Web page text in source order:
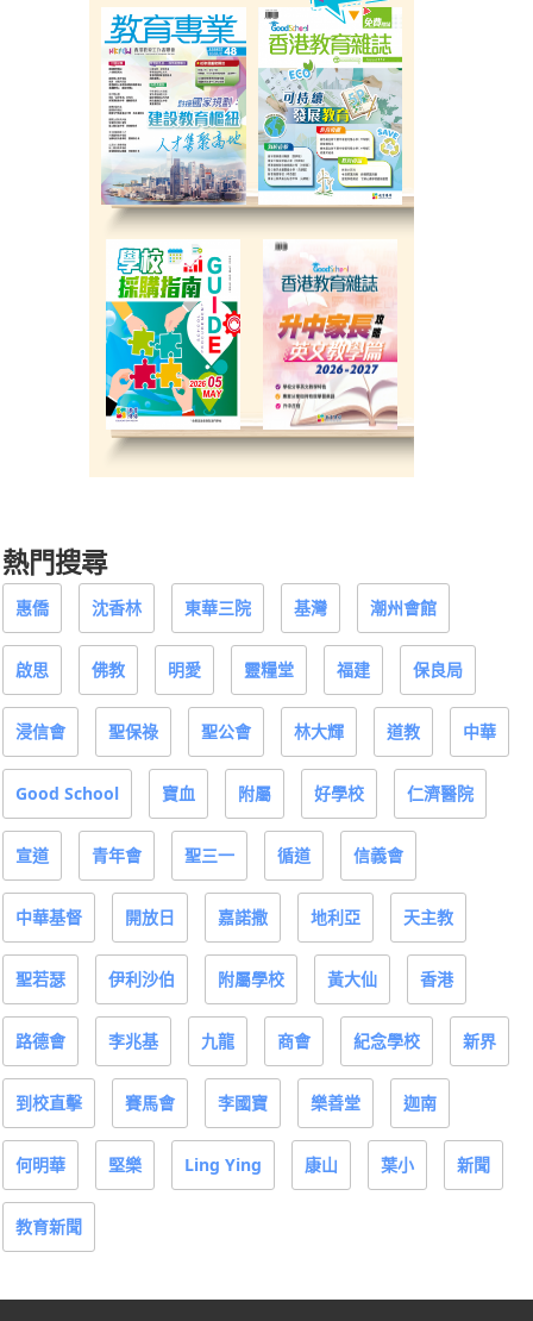
熱門搜尋
惠僑 沈香林 東華三院 基灣 潮州會館
啟思 佛教 明愛 靈糧堂 福建 保良局
浸信會 聖保祿 聖公會 林大輝 道教 中華
Good School 寶血 附屬 好學校 仁濟醫院
宣道 青年會 聖三一 循道 信義會
中華基督 開放日 嘉諾撒 地利亞 天主教
聖若瑟 伊利沙伯 附屬學校 黃大仙 香港
路德會 李兆基 九龍 商會 紀念學校 新界
到校直擊 賽馬會 李國寶 樂善堂 迦南
何明華 堅樂 Ling Ying 康山 葉小 新聞
教育新聞